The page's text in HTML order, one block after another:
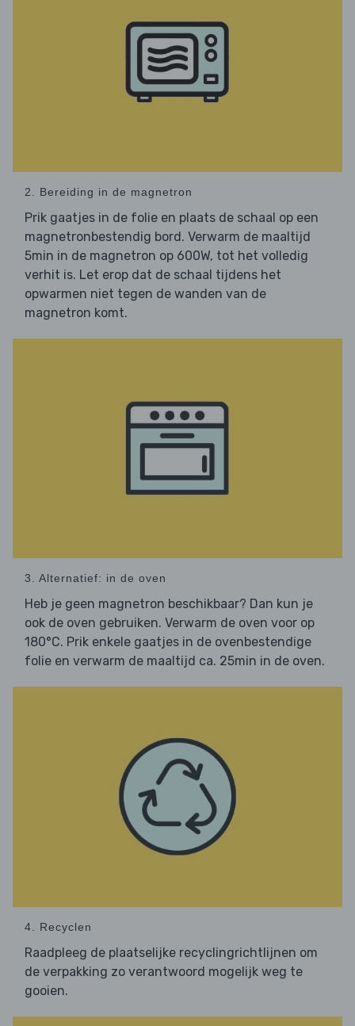
2. Bereiding in de magnetron
Prik gaatjes in de folie en plaats de schaal op een
magnetronbestendig bord. Verwarm de maaltijd
5min in de magnetron op 600W, tot het volledig
verhit is. Let erop dat de schaal tijdens het
opwarmen niet tegen de wanden van de
magnetron komt.
3. Alternatief: in de oven
Heb je geen magnetron beschikbaar? Dan kun je
ook de oven gebruiken. Verwarm de oven voor op
180°C. Prik enkele gaatjes in de ovenbestendige
folie en verwarm de maaltijd ca. 25min in de oven.
4. Recyclen
Raadpleeg de plaatselijke recyclingrichtlijnen om
de verpakking zo verantwoord mogelijk weg te
gooien.